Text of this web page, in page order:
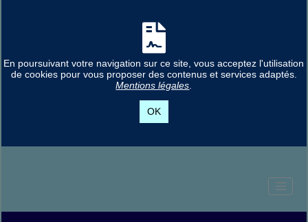
En poursuivant votre navigation sur ce site, vous acceptez l'utilisation
de cookies pour vous proposer des contenus et services adaptés.
Mentions légales
OK